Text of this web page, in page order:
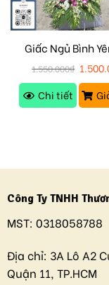
Giấc Ngủ Bình
1.550.000₫
Chi tiết
Công Ty TNHH
MST: 0318058788
Địa chỉ: 3A Lô A2
Quận 11, TP.HCM